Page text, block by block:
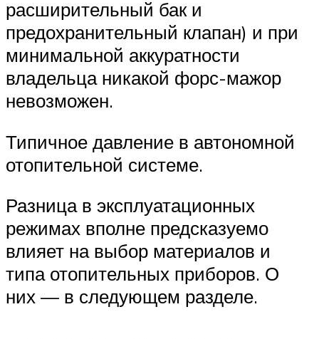
расширительный бак и
предохранительный клапан) и при
минимальной аккуратности
владельца никакой форс-мажор
невозможен.
Типичное давление в автономной
отопительной системе.
Разница в эксплуатационных
режимах вполне предсказуемо
влияет на выбор материалов и
типа отопительных приборов. О
них — в следующем разделе.